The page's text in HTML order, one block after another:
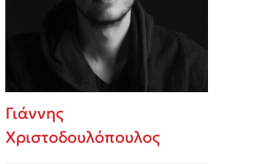
Γιάννης
Χριστοδουλόπουλος